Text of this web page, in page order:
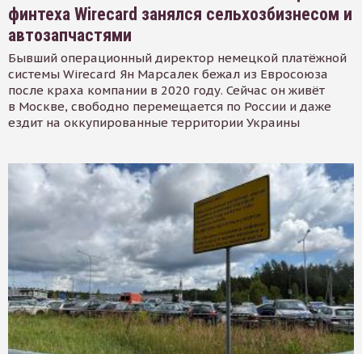
финтеха Wirecard занялся сельхозбизнесом и
автозапчастями
Бывший операционный директор немецкой платёжной
системы Wirecard Ян Марсалек бежал из Евросоюза
после краха компании в 2020 году. Сейчас он живёт
в Москве, свободно перемещается по России и даже
ездит на оккупированные территории Украины